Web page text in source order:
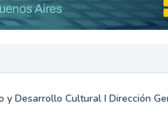
y Desarrollo Cultural I Dirección